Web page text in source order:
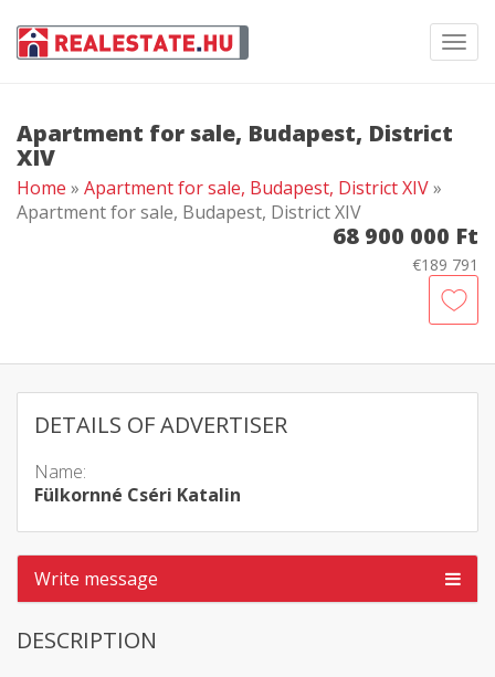
Apartment for sale, Budapest, District
XIV
Home » Apartment for sale, Budapest, District XIV»
Apartment for sale, Budapest, District XIV
68 900 000 Ft
€189 791
DETAILS OF ADVERTISER
Name:
Fülkornné Cséri Katalin
Write message
DESCRIPTION